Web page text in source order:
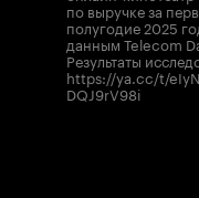
по выручке за
полугодие 2025
данным Telecom
Результаты
https://ya.cc/t/
DQJ9rV98i